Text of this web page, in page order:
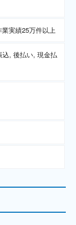
実績25万件以上
込, 後払い, 現金払